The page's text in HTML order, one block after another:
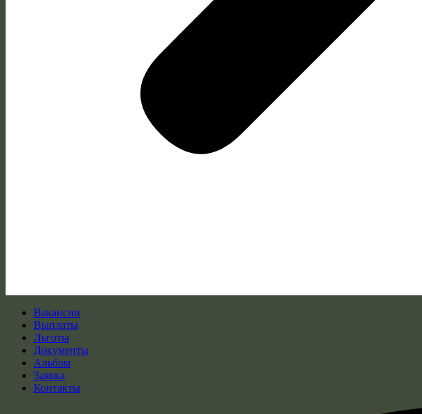
Вакансии
Выплаты
Льготы
Документы
Альбом
Заявка
Контакты